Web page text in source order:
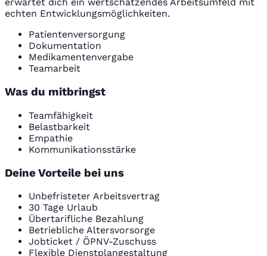
erwartet dich ein wertschätzendes Arbeitsumfeld mit
echten Entwicklungsmöglichkeiten.
Patientenversorgung
Dokumentation
Medikamentenvergabe
Teamarbeit
Was du mitbringst
Teamfähigkeit
Belastbarkeit
Empathie
Kommunikationsstärke
Deine Vorteile bei uns
Unbefristeter Arbeitsvertrag
30 Tage Urlaub
Übertarifliche Bezahlung
Betriebliche Altersvorsorge
Jobticket / ÖPNV-Zuschuss
Flexible Dienstplangestaltung